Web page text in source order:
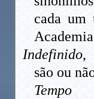
cada um
Indefinido,
são ou